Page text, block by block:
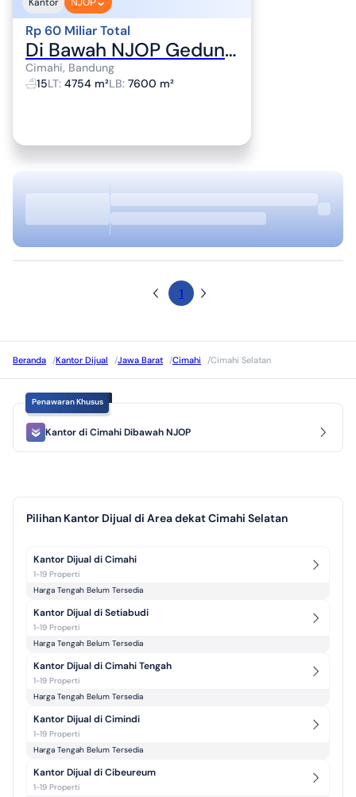
NJOP
Rp 60 Miliar Total
Di Bawah NJOP Gedung Mewah Cimahi Lantai Marmer, Ada Lift
Cimahi, Bandung
15LT: 4754 m²LB: 7600 m²
1
Beranda /Kantor Dijual /Jawa Barat /Cimahi /Cimahi Selatan
Penawaran Khusus
Kantor di Cimahi Dibawah NJOP
Pilihan Kantor Dijual di Area dekat Cimahi Selatan
Kantor Dijual di Cimahi
1-19 Properti
Harga Tengah Belum Tersedia
Kantor Dijual di Setiabudi
1-19 Properti
Harga Tengah Belum Tersedia
Kantor Dijual di Cimahi Tengah
1-19 Properti
Harga Tengah Belum Tersedia
Kantor Dijual di Cimindi
1-19 Properti
Harga Tengah Belum Tersedia
Kantor Dijual di Cibeureum
1-19 Properti